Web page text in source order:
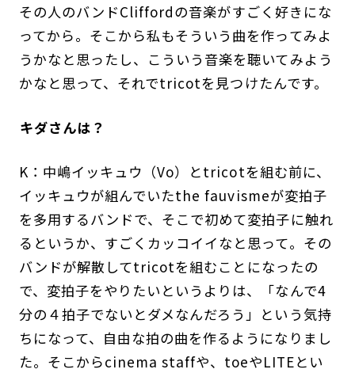
その人のバンドCliffordの音楽がすごく好きにな
ってから。そこから私もそういう曲を作ってみよ
うかなと思ったし、こういう音楽を聴いてみよう
かなと思って、それでtricotを見つけたんです。
――キダさんは？
K：中嶋イッキュウ（Vo）とtricotを組む前に、
イッキュウが組んでいたthe fauvismeが変拍子
を多用するバンドで、そこで初めて変拍子に触れ
るというか、すごくカッコイイなと思って。その
バンドが解散してtricotを組むことになったの
で、変拍子をやりたいというよりは、「なんで4
分の４拍子でないとダメなんだろう」という気持
ちになって、自由な拍の曲を作るようになりまし
た。そこからcinema staffや、toeやLITEとい